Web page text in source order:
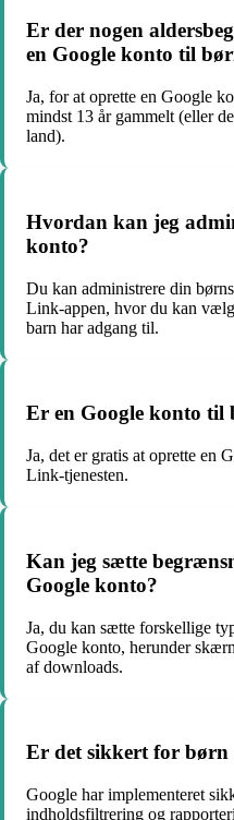
Er der nogen
en Google konto til
Ja, for at oprette en Google
mindst 13 år gammelt (eller
land).
Hvordan kan jeg
konto?
Du kan administrere din
Link-appen, hvor du kan
barn har adgang til.
Er en Google konto til
Ja, det er gratis at oprette en
Link-tjenesten.
Kan jeg sætte
Google konto?
Ja, du kan sætte forskellige
Google konto, herunder
af downloads.
Er det sikkert for børn
Google har implementeret
indholdsfiltrering og